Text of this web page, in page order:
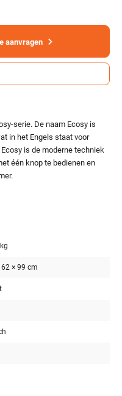
aanvragen
serie. De naam Ecosy is
in het Engels staat voor
is de moderne techniek
één knop te bedienen en
× 99 cm